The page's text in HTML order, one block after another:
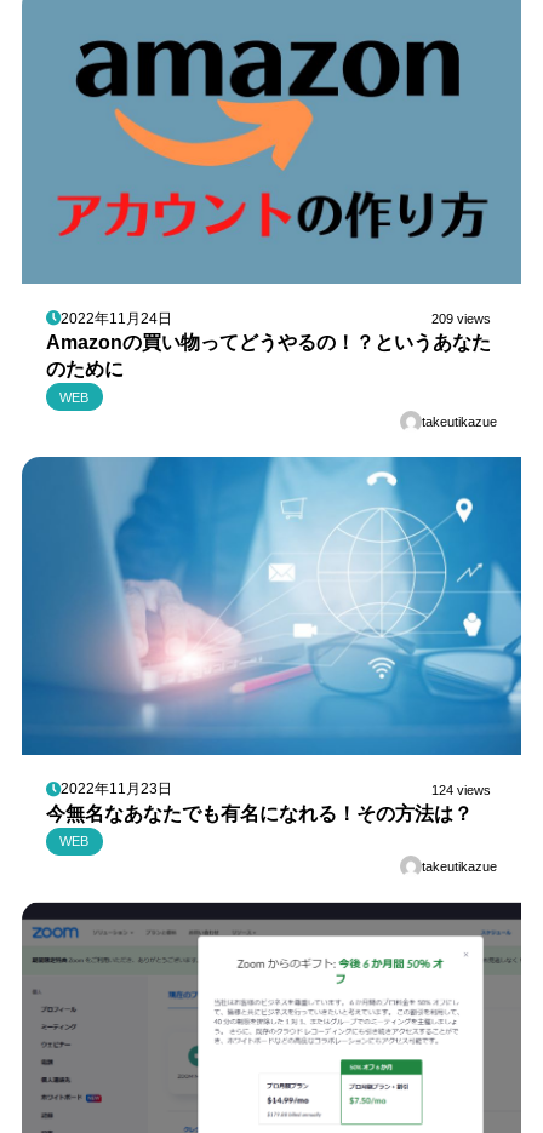
2022年11月24日 209 views
Amazonの買い物ってどうやるの！？というあなた
のために
WEB
takeutikazue
2022年11月23日 124 views
今無名なあなたでも有名になれる！その方法は？
WEB
takeutikazue